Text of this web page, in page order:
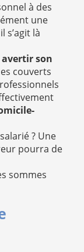
à des
une
s’agit là
avertir son
couverts
? Une
pourra de
sommes